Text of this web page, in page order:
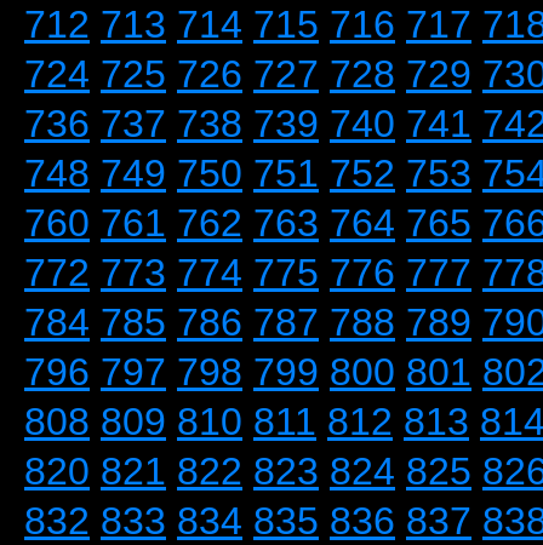
712 713 714 715 716 717
724 725 726 727 728 729
736 737 738 739 740 741
748 749 750 751 752 753
760 761 762 763 764 765
772 773 774 775 776 777
784 785 786 787 788 789
796 797 798 799 800 801
808 809 810 811 812 813
820 821 822 823 824 825
832 833 834 835 836 837